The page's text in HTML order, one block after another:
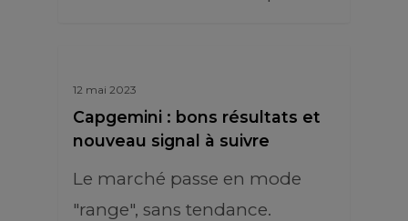
12 mai 2023
Capgemini : bons résultats et
nouveau signal à suivre
Le marché passe en mode
"range", sans tendance.